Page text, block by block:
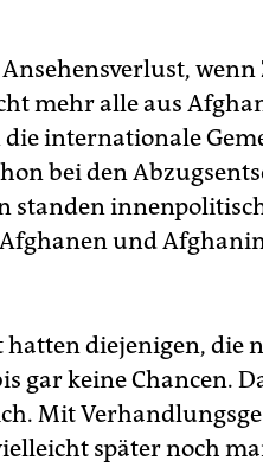
wenn
mehr alle aus
internationale
bei den
standen
und
hatten diejenigen, die
gar keine Chancen.
Mit
später noch